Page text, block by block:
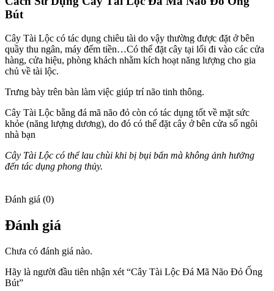
Bút
Cây Tài Lộc có tác dụng chiêu tài do vậy thường được đặt ở bên
quầy thu ngân, máy đếm tiền…Có thể đặt cây tại lối đi vào các cửa
hàng, cửa hiệu, phòng khách nhằm kích hoạt năng lượng cho gia
chủ về tài lộc.
Trưng bày trên bàn làm việc giúp trí não tinh thông.
Cây Tài Lộc bằng đá mã não đỏ còn có tác dụng tốt về mặt sức
khỏe (năng lượng dương), do đó có thể đặt cây ở bên cửa sổ ngôi
nhà bạn
Cây Tài Lộc có thể lau chùi khi bị bụi bẩn mà không ảnh hưởng
đến tác dụng phong thủy.
Đánh giá (0)
Đánh giá
Chưa có đánh giá nào.
Hãy là người đầu tiên nhận xét “Cây Tài Lộc Đá Mã Não Đỏ Ống
Bút”